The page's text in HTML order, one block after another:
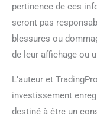
pertinence de ces
seront pas
blessures ou
de leur affichage ou
L’auteur et
investissement
destiné à être un